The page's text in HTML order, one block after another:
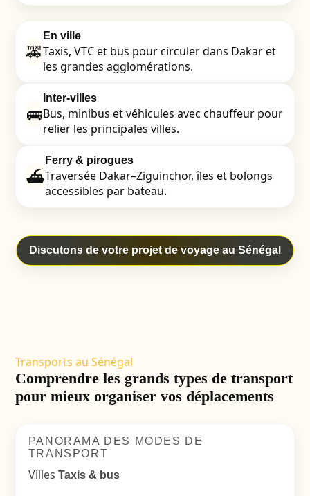
🚕
En ville
Taxis, VTC et bus pour circuler dans Dakar et
les grandes agglomérations.
🚌
Inter-villes
Bus, minibus et véhicules avec chauffeur pour
relier les principales villes.
⛴️
Ferry & pirogues
Traversée Dakar–Ziguinchor, îles et bolongs
accessibles par bateau.
Discutons de votre projet de voyage au Sénégal
Transports au Sénégal
Comprendre les grands types de transport
pour mieux organiser vos déplacements
PANORAMA DES MODES DE
TRANSPORT
Villes Taxis & bus